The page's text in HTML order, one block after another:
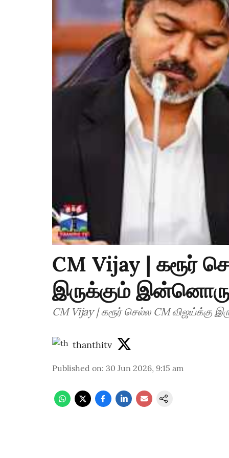
CM Vijay | கரூர்
இருக்கும்
CM Vijay | கரூர் செல்ல CM விஜய்க்கு
thanthitv
Published on: 30 Jun 2026, 9:15 am